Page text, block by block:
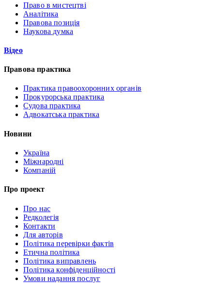
Право в мистецтві
Аналітика
Правова позиція
Наукова думка
Відео
Правова практика
Практика правоохоронних органів
Прокурорська практика
Судова практика
Адвокатська практика
Новини
Україна
Міжнародні
Компаній
Про проект
Про нас
Редколегія
Контакти
Для авторів
Політика перевірки фактів
Етична політика
Політика виправлень
Політика конфіденційності
Умови надання послуг